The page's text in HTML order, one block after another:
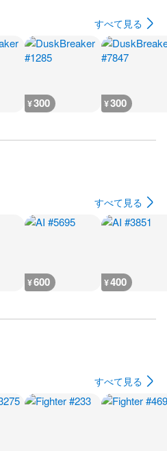
すべて見る
¥300 ¥300
すべて見る
¥600 ¥400
すべて見る